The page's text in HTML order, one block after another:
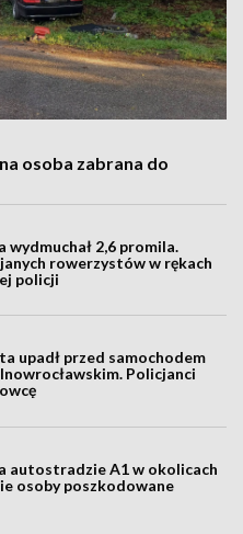
osoba zabrana do
wydmuchał 2,6 promila.
rowerzystów w rękach
policji
upadł przed samochodem
Policjanci
autostradzie A1 w okolicach
osoby poszkodowane